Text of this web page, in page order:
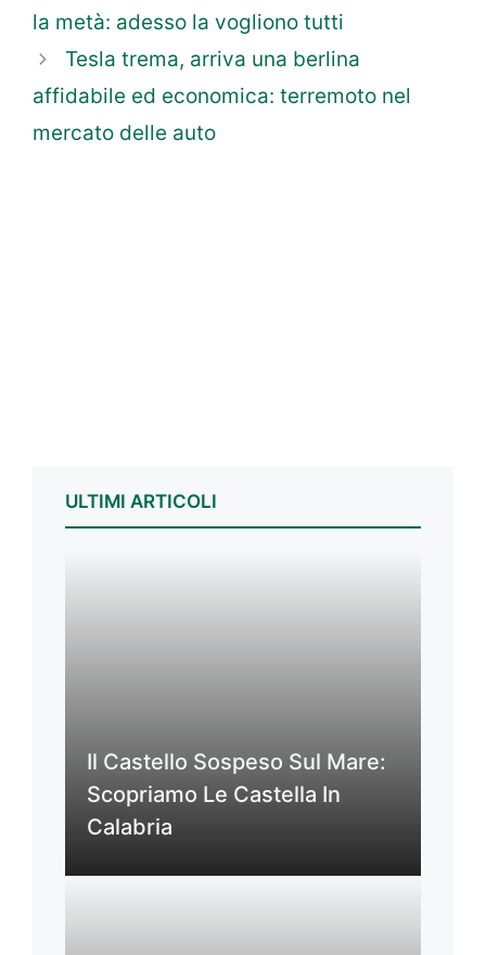
la metà: adesso la vogliono tutti
Tesla trema, arriva una berlina
affidabile ed economica: terremoto nel
mercato delle auto
ULTIMI ARTICOLI
Il Castello Sospeso Sul Mare:
Scopriamo Le Castella In
Calabria